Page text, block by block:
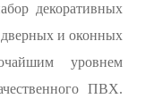
декоративных
дверных и оконных
уровнем
ПВХ.